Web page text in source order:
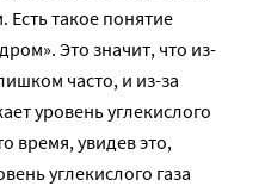
Есть такое понятие
Это значит, что из-
часто, и из-за
уровень углекислого
время, увидев это,
углекислого газа